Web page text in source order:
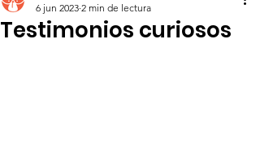
Testimonios curiosos
6 jun 2023 2 min de lectura